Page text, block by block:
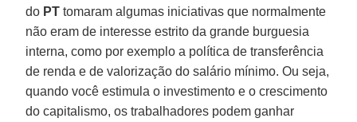
do PT tomaram algumas iniciativas que normalmente
não eram de interesse estrito da grande burguesia
interna, como por exemplo a política de transferência
de renda e de valorização do salário mínimo. Ou seja,
quando você estimula o investimento e o crescimento
do capitalismo, os trabalhadores podem ganhar